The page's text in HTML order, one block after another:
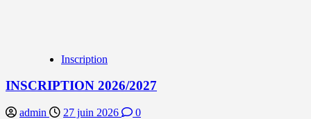
Inscription
INSCRIPTION 2026/2027
admin 27 juin 2026 0